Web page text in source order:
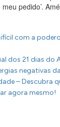
pedido’.
com a
dos 21 dias do
negativas
– Descubra
agora mesmo!